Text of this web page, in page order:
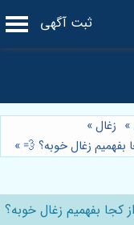
ثبت آگهی
» زغال»
بفهمیم زغال خوبه؟ 💨 »
کجا بفهمیم زغال خوبه؟